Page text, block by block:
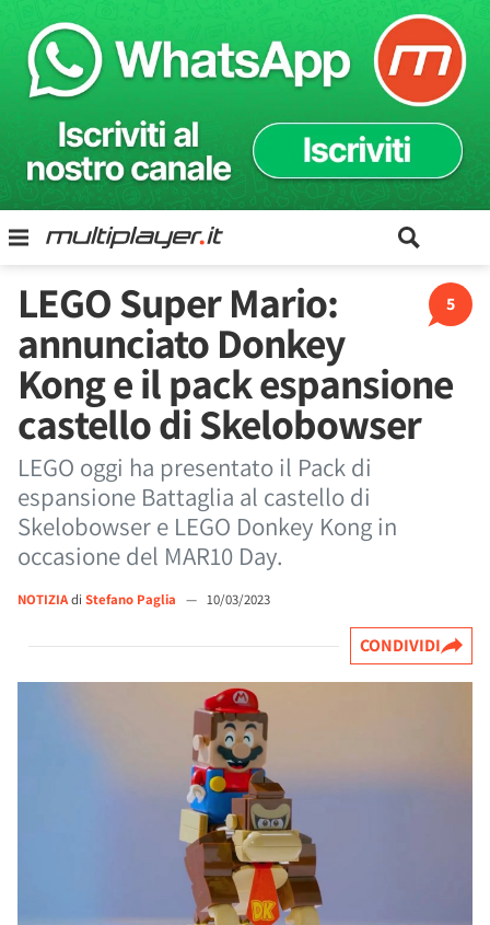
5
LEGO Super Mario:
annunciato Donkey
Kong e il pack espansione
castello di Skelobowser
LEGO oggi ha presentato il Pack di
espansione Battaglia al castello di
Skelobowser e LEGO Donkey Kong in
occasione del MAR10 Day.
NOTIZIAdi Stefano Paglia — 10/03/2023
CONDIVIDI